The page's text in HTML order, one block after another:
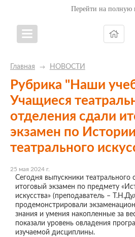
Перейти на полную
Главная → НОВОСТИ
Рубрика "Наши
Учащиеся
отделения сдали
экзамен по Истории
театрального
25 мая 2024 г.
Сегодня выпускники театрального
итоговый экзамен по предмету
искусства» (преподаватель –
продемонстрировали
знания и умения накопленные за
показали уровень овладения
изучаемой дисциплины.